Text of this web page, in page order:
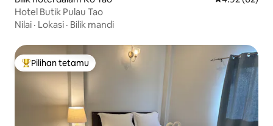
Hotel Butik Pulau Tao
Nilai · Lokasi · Bilik mandi
Pilihan utama tetamu
Pilihan tetamu